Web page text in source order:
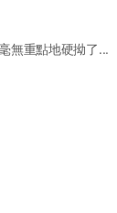
無重點地硬拗了...